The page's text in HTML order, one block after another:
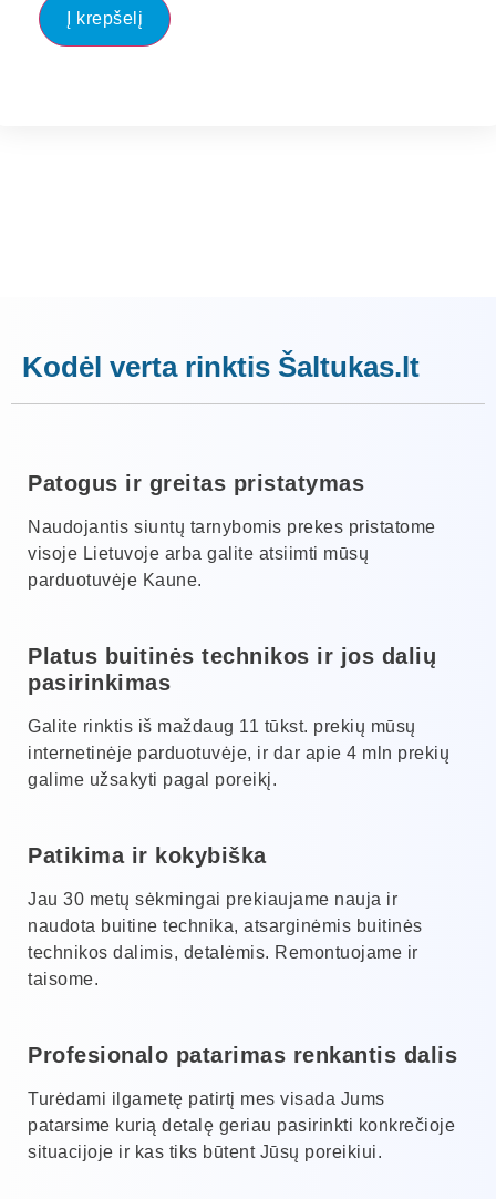
Į krepšelį
Kodėl verta rinktis Šaltukas.lt
Patogus ir greitas pristatymas
Naudojantis siuntų tarnybomis prekes pristatome
visoje Lietuvoje arba galite atsiimti mūsų
parduotuvėje Kaune.
Platus buitinės technikos ir jos dalių
pasirinkimas
Galite rinktis iš maždaug 11 tūkst. prekių mūsų
internetinėje parduotuvėje, ir dar apie 4 mln prekių
galime užsakyti pagal poreikį.
Patikima ir kokybiška
Jau 30 metų sėkmingai prekiaujame nauja ir
naudota buitine technika, atsarginėmis buitinės
technikos dalimis, detalėmis. Remontuojame ir
taisome.
Profesionalo patarimas renkantis dalis
Turėdami ilgametę patirtį mes visada Jums
patarsime kurią detalę geriau pasirinkti konkrečioje
situacijoje ir kas tiks būtent Jūsų poreikiui.